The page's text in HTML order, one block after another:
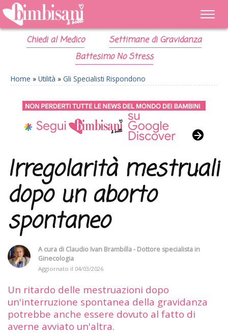
Chiedi al Medico
Settimane di Gravidanza
Battesimo No Stress
Home » Utilità » Gli Specialisti Rispondono
Irregolarità mestruali
dopo un aborto
spontaneo
A cura di Claudio Ivan Brambilla - Dottore specialista in
Ginecologia
Aggiornato il 04/03/2026
Un ritardo delle mestruazioni dopo
un'interruzione spontanea della gravidanza
potrebbe anche essere dovuto al fatto di
averne avviato un'altra.